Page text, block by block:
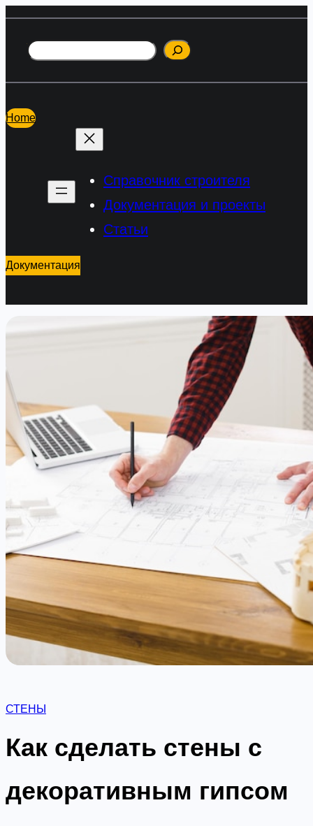
содержимому
Поиск
Home
Справочник строителя
Документация и проекты
Статьи
Документация
СТЕНЫ
Как сделать стены с
декоративным гипсом